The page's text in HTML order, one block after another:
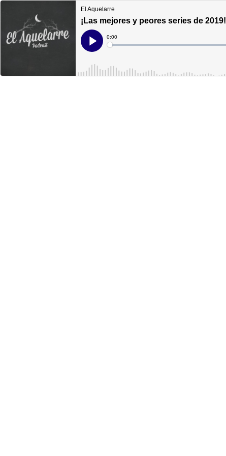
El Aquelarre
¡Las mejores y peores series de 2019!
Play
Current
Time
0:00
Loaded: